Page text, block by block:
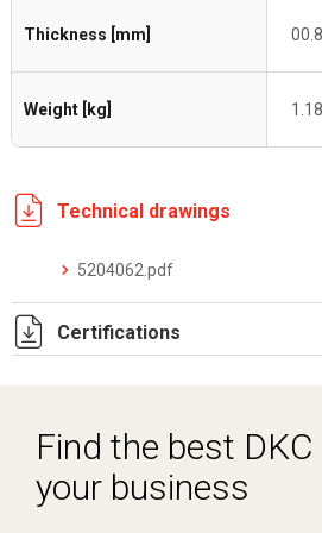
Thickness [mm]
Weight [kg] 1.18
Technical drawings
5204062.pdf
Certifications
Find the best
your business